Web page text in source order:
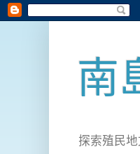
南
探索殖民